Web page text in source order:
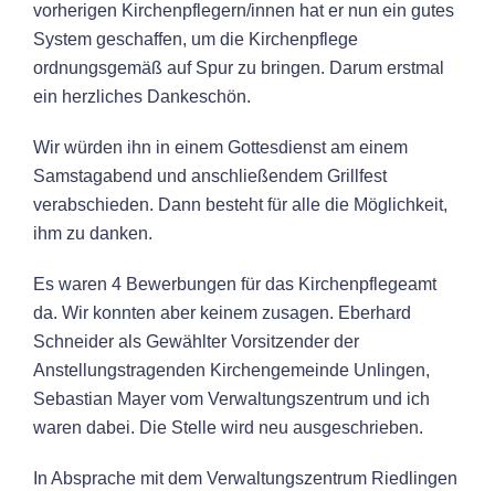
vorherigen Kirchenpflegern/innen hat er nun ein gutes
System geschaffen, um die Kirchenpflege
ordnungsgemäß auf Spur zu bringen. Darum erstmal
ein herzliches Dankeschön.
Wir würden ihn in einem Gottesdienst am einem
Samstagabend und anschließendem Grillfest
verabschieden. Dann besteht für alle die Möglichkeit,
ihm zu danken.
Es waren 4 Bewerbungen für das Kirchenpflegeamt
da. Wir konnten aber keinem zusagen. Eberhard
Schneider als Gewählter Vorsitzender der
Anstellungstragenden Kirchengemeinde Unlingen,
Sebastian Mayer vom Verwaltungszentrum und ich
waren dabei. Die Stelle wird neu ausgeschrieben.
In Absprache mit dem Verwaltungszentrum Riedlingen